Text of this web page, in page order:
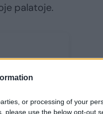
or processing of your
please use the below opt-out
palatoje.